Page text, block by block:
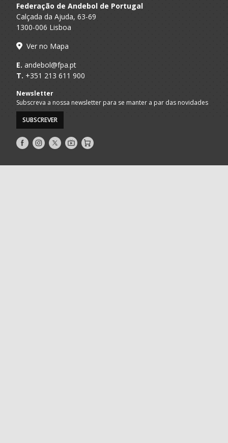
Federação de Andebol de Portugal
Calçada da Ajuda, 63-69
1300-006 Lisboa
Ver no Mapa
E. andebol@fpa.pt
T. +351 213 611 900
Newsletter
Subscreva a nossa newsletter para se manter a par das novidades
SUBSCREVER
Siga-
nos
no
Siga-
nos
no
Siga-
nos
no
AndebolTV
Loja